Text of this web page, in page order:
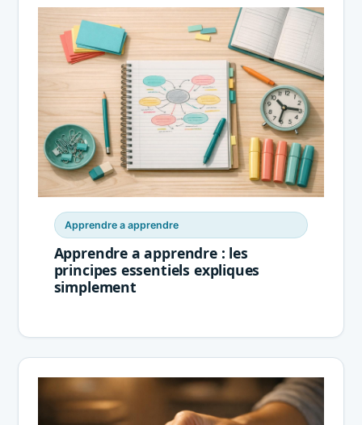
Apprendre a apprendre
Apprendre a apprendre : les
principes essentiels expliques
simplement